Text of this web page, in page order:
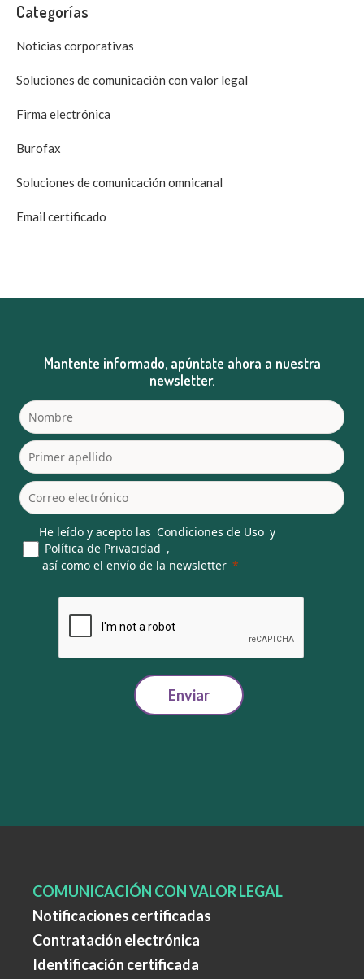
Categorías
Noticias corporativas
Soluciones de comunicación con valor legal
Firma electrónica
Burofax
Soluciones de comunicación omnicanal
Email certificado
Mantente informado, apúntate ahora a nuestra
newsletter.
He leído y acepto las Condiciones de Uso y
Política de Privacidad ,
así como el envío de la newsletter
Enviar
COMUNICACIÓN CON VALOR LEGAL
Notificaciones certificadas
Contratación electrónica
Identificación certificada